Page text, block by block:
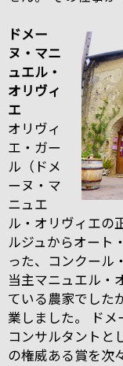
ドメー
ヌ・マニ
ュエル・
オリヴィ
エ
オリヴィ
エ・ガー
ル（ドメ
ーヌ・マ
ニュエ
ル・オリヴィエの
ルジュからオート
った、コンクール
当主マニュエル・
ている農家でした
業しました。 ド
コンサルタントと
の権威ある賞を次